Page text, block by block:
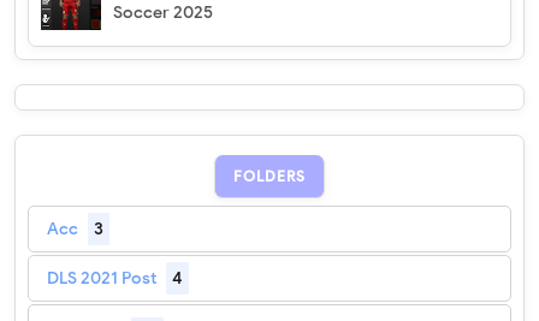
Soccer 2025
FOLDERS
Acc 3
DLS 2021 Post 4